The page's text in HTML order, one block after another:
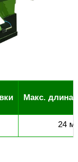
Макс. длина
24